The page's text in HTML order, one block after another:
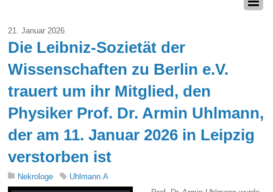
21. Januar 2026
Die Leibniz-Sozietät der
Wissenschaften zu Berlin e.V.
trauert um ihr Mitglied, den
Physiker Prof. Dr. Armin Uhlmann,
der am 11. Januar 2026 in Leipzig
verstorben ist
Nekrologe Uhlmann.A